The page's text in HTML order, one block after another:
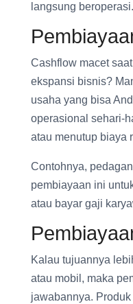
langsung beroperasi.
Cashflow macet
ekspansi bisnis?
usaha yang bisa
operasional sehari-
atau menutup biaya
Contohnya,
pembiayaan ini
atau bayar gaji
Kalau tujuannya
atau mobil, maka
jawabannya.